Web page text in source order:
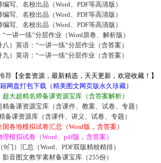
写、名校出品（Word、PDF等高清版）
写、名校出品（Word、PDF等高清版）
写、名校出品（Word、PDF等高清版）
一讲一练”分层作业（Word原卷、解析版）
）英语：“一讲一练”分层作业（含答案）
）英语：“一讲一练”分层作业（含答案）
荐【全套资源，最新精选，天天更新，欢迎收藏！】
网盘打包下载（精美图文网页版永久珍藏）
大超精名师备课资源宝库（含答案解析）
备课资源宝库（含课件、教案、试卷、专题）
备课资源库（含课件、讲义、试卷、专题）
各地模拟试卷汇总（Word版，含答案）
模拟试卷（Word、pdf版，含答案）
门）汇总（Word、PDF双版精校精排）
音图文教学素材备课宝库（255份）